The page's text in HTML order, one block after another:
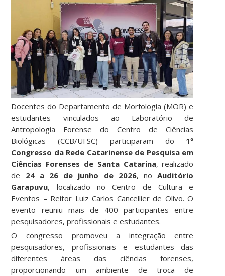
Docentes do Departamento de Morfologia (MOR) e
estudantes vinculados ao Laboratório de
Antropologia Forense do Centro de Ciências
Biológicas (CCB/UFSC) participaram do 1º
Congresso da Rede Catarinense de Pesquisa em
Ciências Forenses de Santa Catarina, realizado
de 24 a 26 de junho de 2026, noAuditório
Garapuvu, localizado no Centro de Cultura e
Eventos – Reitor Luiz Carlos Cancellier de Olivo. O
evento reuniu mais de 400 participantes entre
pesquisadores, profissionais e estudantes.
O congresso promoveu a integração entre
pesquisadores, profissionais e estudantes das
diferentes áreas das ciências forenses,
proporcionando um ambiente de troca de